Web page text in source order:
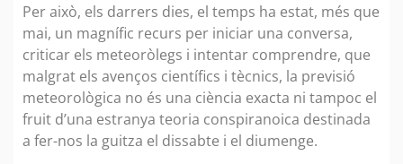
Per això, els darrers dies, el temps ha estat, més que
mai, un magnífic recurs per iniciar una conversa,
criticar els meteoròlegs i intentar comprendre, que
malgrat els avenços científics i tècnics, la previsió
meteorològica no és una ciència exacta ni tampoc el
fruit d’una estranya teoria conspiranoica destinada
a fer-nos la guitza el dissabte i el diumenge.